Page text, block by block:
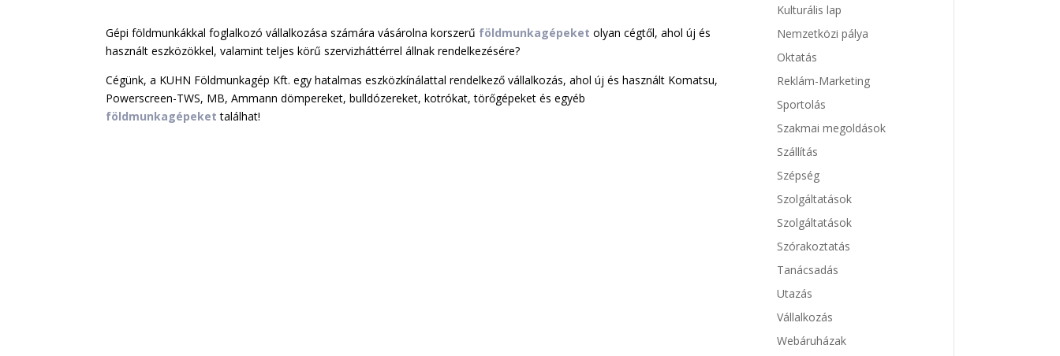
Gépi földmunkákkal foglalkozó vállalkozása számára vásárolna korszerű földmunkagépeket olyan cégtől, ahol új és
használt eszközökkel, valamint teljes körű szervizháttérrel állnak rendelkezésére?
Cégünk, a KUHN Földmunkagép Kft. egy hatalmas eszközkínálattal rendelkező vállalkozás, ahol új és használt Komatsu,
Powerscreen-TWS, MB, Ammann dömpereket, bulldózereket, kotrókat, törőgépeket és egyéb
földmunkagépeket találhat!
Kulturális lap
Nemzetközi pálya
Oktatás
Reklám-Marketing
Sportolás
Szakmai megoldások
Szállítás
Szépség
Szolgáltatások
Szolgáltatások
Szórakoztatás
Tanácsadás
Utazás
Vállalkozás
Webáruházak